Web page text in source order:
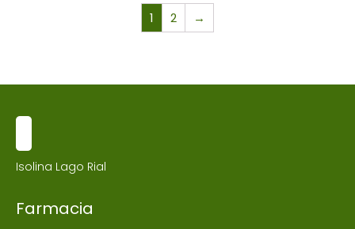
1 2 →
Isolina Lago Rial
Farmacia